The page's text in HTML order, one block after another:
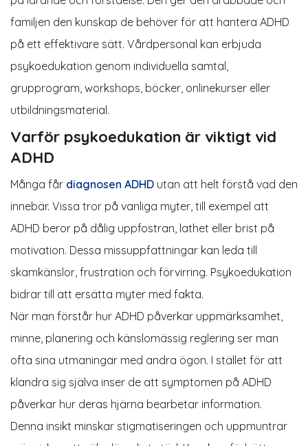
familjen den kunskap de behöver för att hantera ADHD
på ett effektivare sätt. Vårdpersonal kan erbjuda
psykoedukation genom individuella samtal,
grupprogram, workshops, böcker, onlinekurser eller
utbildningsmaterial.
Varför psykoedukation är viktigt vid
ADHD
Många får diagnosen ADHD utan att helt förstå vad den
innebär. Vissa tror på vanliga myter, till exempel att
ADHD beror på dålig uppfostran, lathet eller brist på
motivation. Dessa missuppfattningar kan leda till
skamkänslor, frustration och förvirring. Psykoedukation
bidrar till att ersätta myter med fakta.
När man förstår hur ADHD påverkar uppmärksamhet,
minne, planering och känslomässig reglering ser man
ofta sina utmaningar med andra ögon. I stället för att
klandra sig själva inser de att symptomen på ADHD
påverkar hur deras hjärna bearbetar information.
Denna insikt minskar stigmatiseringen och uppmuntrar